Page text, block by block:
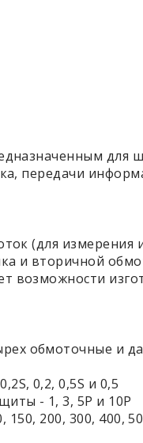
для
передачи
(для измерения
и вторичной
возможности
обмоточные и
0,2, 0,5S и 0,5
- 1, 3, 5Р и 10Р
200, 300, 400,